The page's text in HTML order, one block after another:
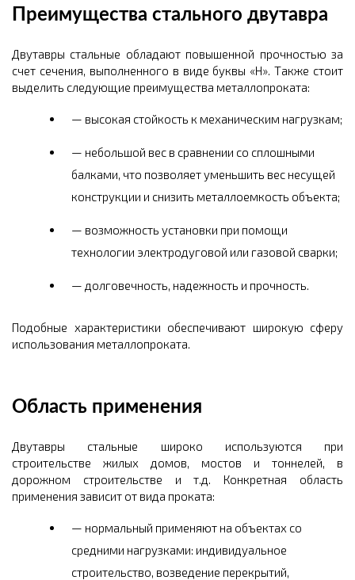
Преимущества стального двутавра
Двутавры стальные обладают повышенной прочностью за
счет сечения, выполненного в виде буквы «Н». Также стоит
выделить следующие преимущества металлопроката:
высокая стойкость к механическим нагрузкам;
небольшой вес в сравнении со сплошными
балками, что позволяет уменьшить вес несущей
конструкции и снизить металлоемкость объекта;
возможность установки при помощи
технологии электродуговой или газовой сварки;
долговечность, надежность и прочность.
Подобные характеристики обеспечивают широкую сферу
использования металлопроката.
Область применения
Двутавры стальные широко используются при
строительстве жилых домов, мостов и тоннелей, в
дорожном строительстве и т.д. Конкретная область
применения зависит от вида проката:
нормальный применяют на объектах со
средними нагрузками: индивидуальное
строительство, возведение перекрытий,